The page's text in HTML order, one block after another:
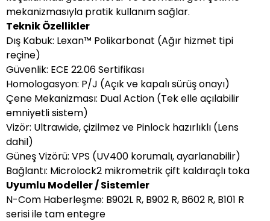
mekanizmasıyla pratik kullanım sağlar.
Teknik Özellikler
Dış Kabuk: Lexan™ Polikarbonat (Ağır hizmet tipi
reçine)
Güvenlik: ECE 22.06 Sertifikası
Homologasyon: P/J (Açık ve kapalı sürüş onayı)
Çene Mekanizması: Dual Action (Tek elle açılabilir
emniyetli sistem)
Vizör: Ultrawide, çizilmez ve Pinlock hazırlıklı (Lens
dahil)
Güneş Vizörü: VPS (UV400 korumalı, ayarlanabilir)
Bağlantı: Microlock2 mikrometrik çift kaldıraçlı toka
Uyumlu Modeller / Sistemler
N-Com Haberleşme: B902L R, B902 R, B602 R, B101 R
serisi ile tam entegre